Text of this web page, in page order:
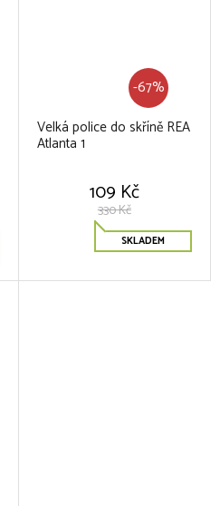
-67%
Velká police do skříně REA
Atlanta 1
109 Kč
330 Kč
SKLADEM